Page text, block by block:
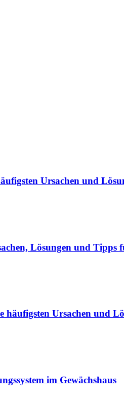
Ursachen und
Lösungen und Tipps
häufigsten Ursachen und
im Gewächshaus